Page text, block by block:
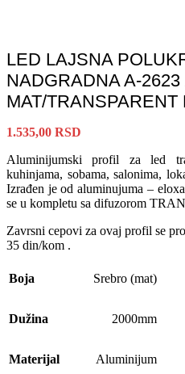
LED LAJSNA
NADGRADNA A-
MAT/TRANSPARENT
1.535,00 RSD
Aluminijumski profil za led
kuhinjama, sobama, salonima,
Izrađen je od aluminujuma –
se u kompletu sa difuzorom
Zavrsni cepovi za ovaj profil se
35 din/kom .
Boja Srebro (mat)
Dužina 2000mm
Materijal Aluminijum